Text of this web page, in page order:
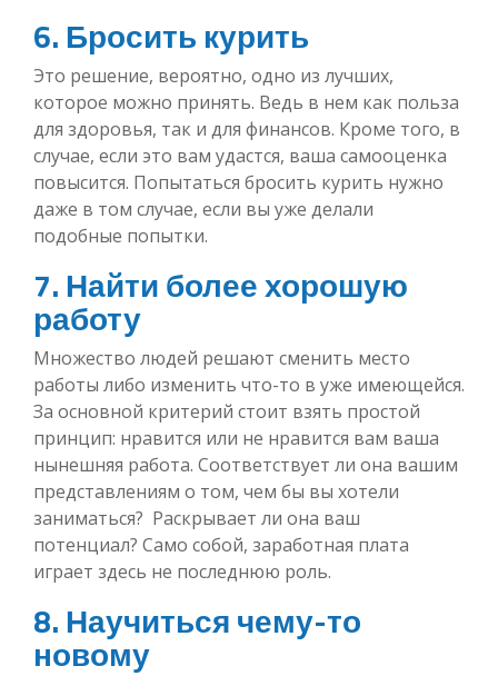
6. Бросить курить
Это решение, вероятно, одно из лучших,
которое можно принять. Ведь в нем как польза
для здоровья, так и для финансов. Кроме того, в
случае, если это вам удастся, ваша самооценка
повысится. Попытаться бросить курить нужно
даже в том случае, если вы уже делали
подобные попытки.
7. Найти более хорошую
работу
Множество людей решают сменить место
работы либо изменить что-то в уже имеющейся.
За основной критерий стоит взять простой
принцип: нравится или не нравится вам ваша
нынешняя работа. Соответствует ли она вашим
представлениям о том, чем бы вы хотели
заниматься? Раскрывает ли она ваш
потенциал? Само собой, заработная плата
играет здесь не последнюю роль.
8. Научиться чему-то
новому